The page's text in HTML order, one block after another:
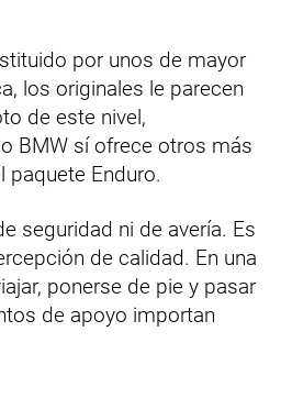
por unos de mayor
los originales le parecen
de este nivel,
BMW sí ofrece otros más
paquete Enduro.
seguridad ni de avería. Es
de calidad. En una
ponerse de pie y pasar
de apoyo importan